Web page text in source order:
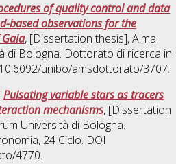
of quality control and data
based observations for the
, [Dissertation thesis], Alma
di Bologna. Dottorato di ricerca in
unibo/amsdottorato/3707.
Pulsating variable stars as tracers
mechanisms, [Dissertation
Università di Bologna.
, 24 Ciclo. DOI
4770.